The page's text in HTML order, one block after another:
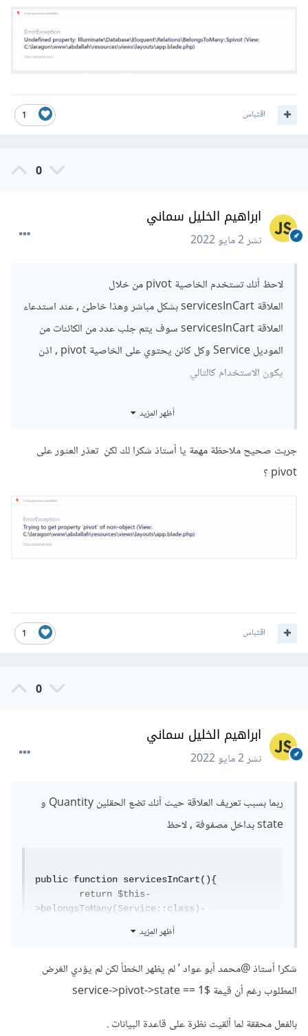
1 اقتباس
0
ابراهيم الخليل سماني
نشر2 مايو 2022
لاحظ أنك تستخدم الخاصية pivot من خلال
العلاقة servicesInCart بشكل مباشر وهذا خاطئ , عند استدعاء
العلاقة servicesInCart سوف يتم جلب عدد من الكائنات من
الموديل Service وكل كائن يحتوي على الخاصية pivot , اذن
يكون الاستخدام كالتالي
  @if ( $service->pivot->state == 1)
href
طلبي
</li>
  @endif
أظهر المزيد
جربت صحيح ملاحظة مهمة يا أستاذ شكرا لك لكن تعذر العثور على
pivot ؟
1 اقتباس
0
ابراهيم الخليل سماني
نشر2 مايو 2022
ربما بسبب تعريف العلاقة حيث أنك تضع الحقلين Quantity و
state بداخل مصفوفة , لاحظ
public function servicesInCart(){
        return $this-
>belongsToMany(Service::class)-
>withPivot(['Quantity' , 'state'])-
>wherePivot('state' , 0);
^^^^^^^^^^^^^^^^^^^^^^^
أظهر المزيد
شكرا أستاذ@محمد أبو عواد’ لم يظهر الخطأ لكن لم يؤدي الغرض
المطلوب رغم أن قيمة $service->pivot->state == 1
بالفعل محققة لما ألقيت نظرة على قاعدة البيانات .